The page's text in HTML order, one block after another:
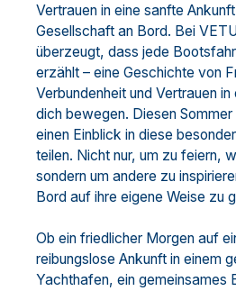
Vertrauen in eine sanfte
Gesellschaft an Bord. Bei
überzeugt, dass jede
erzählt – eine Geschichte von
Verbundenheit und Vertrauen
dich bewegen. Diesen
einen Einblick in diese
teilen. Nicht nur, um zu feiern,
sondern um andere zu
Bord auf ihre eigene Weise zu
Ob ein friedlicher Morgen auf
reibungslose Ankunft in einem
Yachthafen, ein gemeinsames